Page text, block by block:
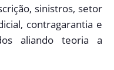
sinistros, setor
contragarantia e
aliando teoria a